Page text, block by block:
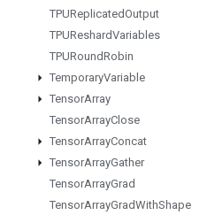
TPUReplicatedOutput
TPUReshardVariables
TPURoundRobin
TemporaryVariable
TensorArray
TensorArrayClose
TensorArrayConcat
TensorArrayGather
TensorArrayGrad
TensorArrayGradWithShape